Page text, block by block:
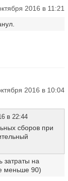
2016 в 11:21
2016 в 10:04
в 22:44
сборов при
затраты на
меньше 90)